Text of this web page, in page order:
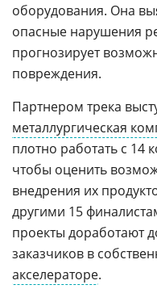
оборудования. Она
опасные нарушения
прогнозирует
повреждения.
Партнером трека
металлургическая
плотно работать с
чтобы оценить
внедрения их
другими 15
проекты доработают
заказчиков в
акселераторе.